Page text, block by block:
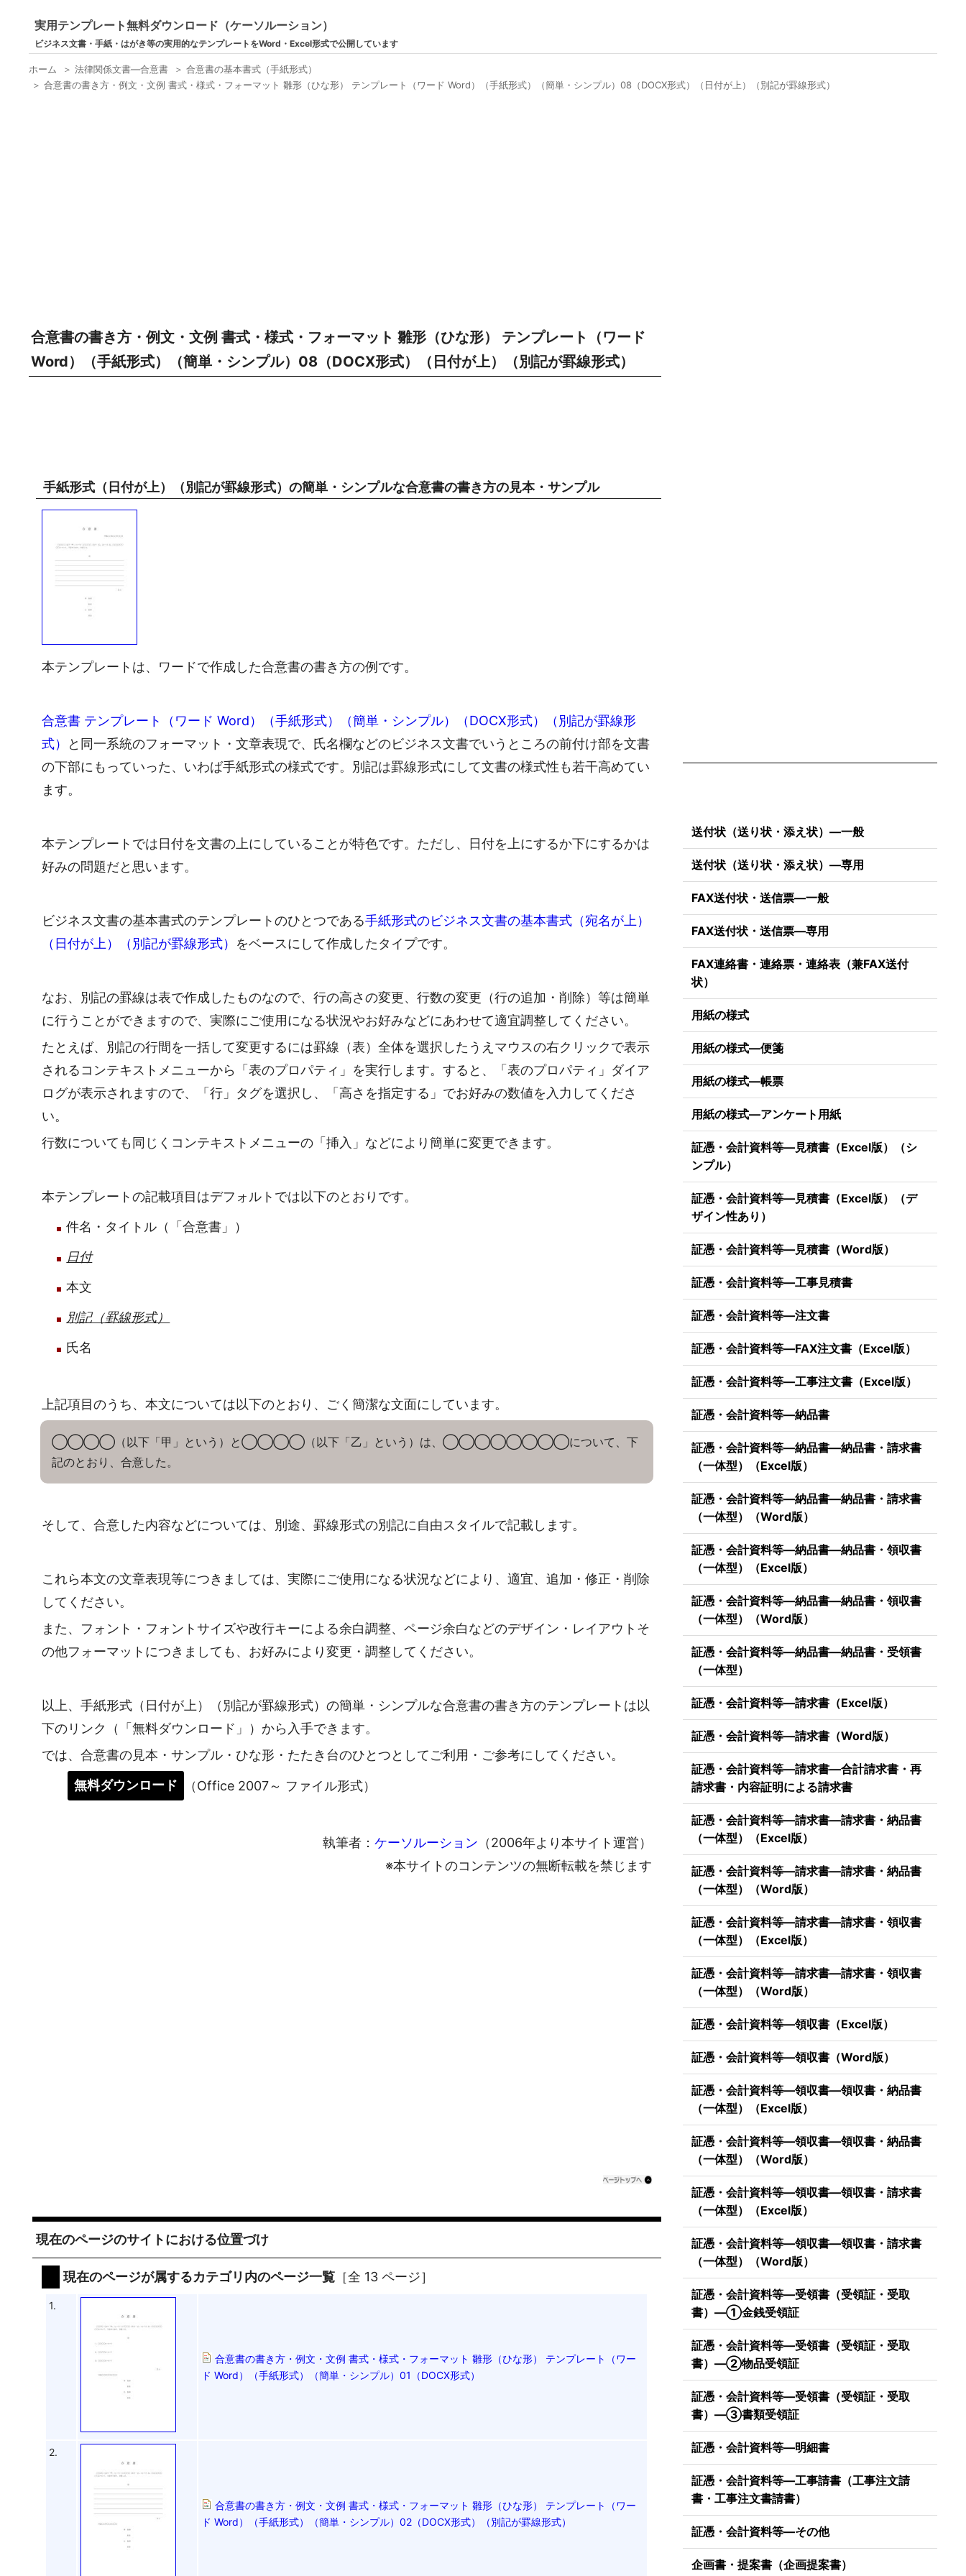
実用テンプレート無料ダウンロード（ケーソルーション）
ビジネス文書・手紙・はがき等の実用的なテンプレートをWord・Excel形式で公開しています
ホーム ＞法律関係文書―合意書 ＞合意書の基本書式（手紙形式）
＞合意書の書き方・例文・文例 書式・様式・フォーマット 雛形（ひな形） テンプレート（ワード Word）（手紙形式）（簡単・シンプル）08（DOCX形式）（日付が上）（別記が罫線形式）
合意書の書き方・例文・文例 書式・様式・フォーマット 雛形（ひな形） テンプレート（ワード
Word）（手紙形式）（簡単・シンプル）08（DOCX形式）（日付が上）（別記が罫線形式）
手紙形式（日付が上）（別記が罫線形式）の簡単・シンプルな合意書の書き方の見本・サンプル
本テンプレートは、ワードで作成した合意書の書き方の例です。
合意書 テンプレート（ワード Word）（手紙形式）（簡単・シンプル）（DOCX形式）（別記が罫線形
式）
と同一系統のフォーマット・文章表現で、氏名欄などのビジネス文書でいうところの前付け部を文書
の下部にもっていった、いわば手紙形式の様式です。別記は罫線形式にして文書の様式性も若干高めてい
ます。
本テンプレートでは日付を文書の上にしていることが特色です。ただし、日付を上にするか下にするかは
好みの問題だと思います。
ビジネス文書の基本書式のテンプレートのひとつである手紙形式のビジネス文書の基本書式（宛名が上）
（日付が上）（別記が罫線形式） をベースにして作成したタイプです。
なお、別記の罫線は表で作成したものなので、行の高さの変更、行数の変更（行の追加・削除）等は簡単
に行うことができますので、実際にご使用になる状況やお好みなどにあわせて適宜調整してください。
たとえば、別記の行間を一括して変更するには罫線（表）全体を選択したうえマウスの右クリックで表示
されるコンテキストメニューから「表のプロパティ」を実行します。すると、「表のプロパティ」ダイア
ログが表示されますので、「行」タグを選択し、「高さを指定する」でお好みの数値を入力してくださ
い。
行数についても同じくコンテキストメニューの「挿入」などにより簡単に変更できます。
本テンプレートの記載項目はデフォルトでは以下のとおりです。
件名・タイトル（「合意書」）
日付
本文
別記（罫線形式）
氏名
上記項目のうち、本文については以下のとおり、ごく簡潔な文面にしています。
◯◯◯◯（以下「甲」という）と◯◯◯◯（以下「乙」という）は、◯◯◯◯◯◯◯◯について、下
記のとおり、合意した。
そして、合意した内容などについては、別途、罫線形式の別記に自由スタイルで記載します。
これら本文の文章表現等につきましては、実際にご使用になる状況などにより、適宜、追加・修正・削除
してください。
また、フォント・フォントサイズや改行キーによる余白調整、ページ余白などのデザイン・レイアウトそ
の他フォーマットにつきましても、お好みにより変更・調整してください。
以上、手紙形式（日付が上）（別記が罫線形式）の簡単・シンプルな合意書の書き方のテンプレートは以
下のリンク（「無料ダウンロード」）から入手できます。
では、合意書の見本・サンプル・ひな形・たたき台のひとつとしてご利用・ご参考にしてください。
無料ダウンロード
（Office 2007～ ファイル形式）
執筆者： ケーソルーション （2006年より本サイト運営）
※本サイトのコンテンツの無断転載を禁じます
現在のページのサイトにおける位置づけ
現在のページが属するカテゴリ内のページ一覧 ［全 13 ページ］
1.
合意書の書き方・例文・文例 書式・様式・フォーマット 雛形（ひな形） テンプレート（ワー
ド Word）（手紙形式）（簡単・シンプル）01（DOCX形式）
2.
合意書の書き方・例文・文例 書式・様式・フォーマット 雛形（ひな形） テンプレート（ワー
ド Word）（手紙形式）（簡単・シンプル）02（DOCX形式）（別記が罫線形式）
送付状（送り状・添え状）―一般
送付状（送り状・添え状）―専用
FAX送付状・送信票―一般
FAX送付状・送信票―専用
FAX連絡書・連絡票・連絡表（兼FAX送付
状）
用紙の様式
用紙の様式―便箋
用紙の様式―帳票
用紙の様式―アンケート用紙
証憑・会計資料等―見積書（Excel版）（シ
ンプル）
証憑・会計資料等―見積書（Excel版）（デ
ザイン性あり）
証憑・会計資料等―見積書（Word版）
証憑・会計資料等―工事見積書
証憑・会計資料等―注文書
証憑・会計資料等―FAX注文書（Excel版）
証憑・会計資料等―工事注文書（Excel版）
証憑・会計資料等―納品書
証憑・会計資料等―納品書―納品書・請求書
（一体型）（Excel版）
証憑・会計資料等―納品書―納品書・請求書
（一体型）（Word版）
証憑・会計資料等―納品書―納品書・領収書
（一体型）（Excel版）
証憑・会計資料等―納品書―納品書・領収書
（一体型）（Word版）
証憑・会計資料等―納品書―納品書・受領書
（一体型）
証憑・会計資料等―請求書（Excel版）
証憑・会計資料等―請求書（Word版）
証憑・会計資料等―請求書―合計請求書・再
請求書・内容証明による請求書
証憑・会計資料等―請求書―請求書・納品書
（一体型）（Excel版）
証憑・会計資料等―請求書―請求書・納品書
（一体型）（Word版）
証憑・会計資料等―請求書―請求書・領収書
（一体型）（Excel版）
証憑・会計資料等―請求書―請求書・領収書
（一体型）（Word版）
証憑・会計資料等―領収書（Excel版）
証憑・会計資料等―領収書（Word版）
証憑・会計資料等―領収書―領収書・納品書
（一体型）（Excel版）
証憑・会計資料等―領収書―領収書・納品書
（一体型）（Word版）
証憑・会計資料等―領収書―領収書・請求書
（一体型）（Excel版）
証憑・会計資料等―領収書―領収書・請求書
（一体型）（Word版）
証憑・会計資料等―受領書（受領証・受取
書）―①金銭受領証
証憑・会計資料等―受領書（受領証・受取
書）―②物品受領証
証憑・会計資料等―受領書（受領証・受取
書）―③書類受領証
証憑・会計資料等―明細書
証憑・会計資料等―工事請書（工事注文請
書・工事注文書請書）
証憑・会計資料等―その他
企画書・提案書（企画提案書）